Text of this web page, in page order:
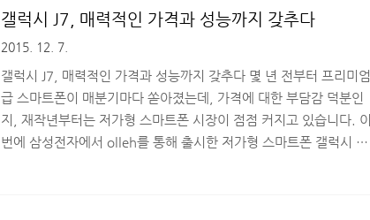
리려고 합니다! 올레 휴대폰 결제앱은?휴대폰 결제를 자주 사용하는
올레 고객분들이라면 꼭 한 번 사용해보시라고 추천해드리고 싶은
앱으로 결제 서비스 기능, ARS 안심인증 및 휴대폰 안심결제 서비
스, 결제 내역 이의신청, 상세 이용 내역 확인, 결제 한도 ..
갤럭시 J7, 매력적인 가격과 성능까지 갖추다
2015. 12. 7.
갤럭시 J7, 매력적인 가격과 성능까지 갖추다 몇 년 전부터 프리미엄
급 스마트폰이 매분기마다 쏟아졌는데, 가격에 대한 부담감 덕분인
지, 재작년부터는 저가형 스마트폰 시장이 점점 커지고 있습니다. 이
번에 삼성전자에서 olleh를 통해 출시한 저가형 스마트폰 갤럭시 J7